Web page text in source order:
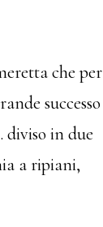
che per
successo
diviso in due
a ripiani,